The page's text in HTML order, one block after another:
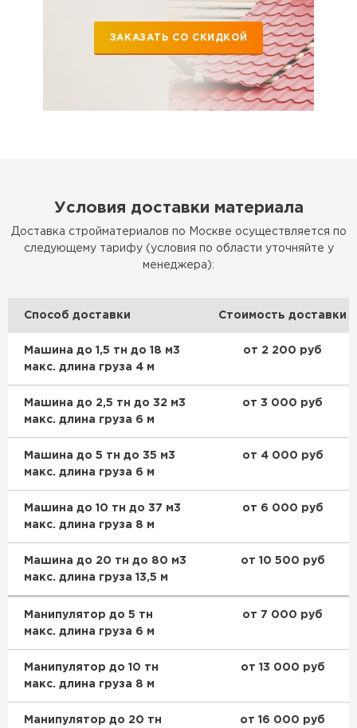
ЗАКАЗАТЬ СО СКИДКОЙ
Условия доставки материала
Доставка стройматериалов по Москве осуществляется по
следующему тарифу (условия по области уточняйте у
менеджера):
Способ доставки Стоимость доставки
Машина до 1,5 тн до 18 м3
макс. длина груза 4 м
от 2 200 руб
Машина до 2,5 тн до 32 м3
макс. длина груза 6 м
от 3 000 руб
Машина до 5 тн до 35 м3
макс. длина груза 6 м
от 4 000 руб
Машина до 10 тн до 37 м3
макс. длина груза 8 м
от 6 000 руб
Машина до 20 тн до 80 м3
макс. длина груза 13,5 м
от 10 500 руб
Манипулятор до 5 тн
макс. длина груза 6 м
от 7 000 руб
Манипулятор до 10 тн
макс. длина груза 8 м
от 13 000 руб
Манипулятор до 20 тн
от 16 000 руб